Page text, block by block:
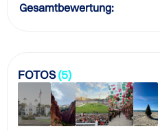
Gesamtbewertung:
FOTOS(5)